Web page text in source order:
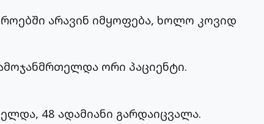
არავინ იმყოფება, ხოლო კოვიდ
ორი პაციენტი.
48 ადამიანი გარდაიცვალა.